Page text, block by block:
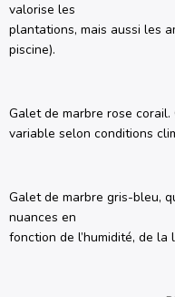
valorise les
plantations, mais aussi les
piscine).
Galet de marbre rose
variable selon conditions
Galet de marbre gris-bleu,
nuances en
fonction de l’humidité, de la